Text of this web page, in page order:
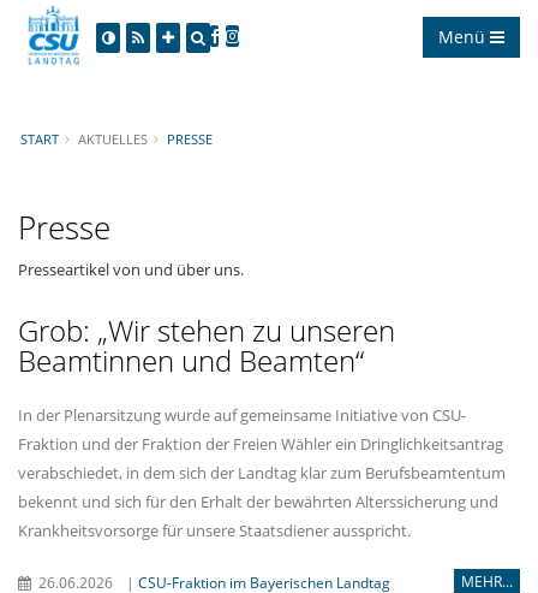
Menü
START AKTUELLES PRESSE
Presse
Presseartikel von und über uns.
Grob: „Wir stehen zu unseren
Beamtinnen und Beamten“
In der Plenarsitzung wurde auf gemeinsame Initiative von CSU-
Fraktion und der Fraktion der Freien Wähler ein Dringlichkeitsantrag
verabschiedet, in dem sich der Landtag klar zum Berufsbeamtentum
bekennt und sich für den Erhalt der bewährten Alterssicherung und
Krankheitsvorsorge für unsere Staatsdiener ausspricht.
26.06.2026 | CSU-Fraktion im Bayerischen Landtag MEHR...